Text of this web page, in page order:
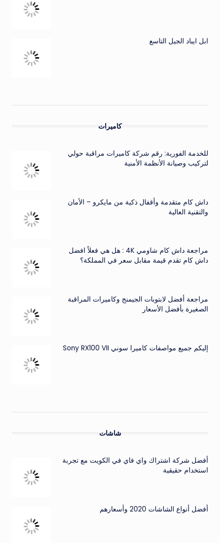
ابل ايباد الجيل التاسع
كاميرات
للخدمة الفورية: رقم شركة كاميرات مراقبة حولي
لتركيب وصيانة الأنظمة الأمنية
داش كام متقدمة وأقفال ذكية من مايكرو – الأمان
والتقنية العالية
مراجعة داش كام شاومي 4K : هل هي فعلاً افضل
داش كام تقدم قيمة مقابل سعر في المملكة؟
مراجعة أفضل لابتوبات الجيمنج وكاميرات المراقبة
الصغيرة بأفضل الأسعار
إليكم جميع مواصفات كاميرا سوني Sony RX100 VII
شاشات
أفضل شركة اشتراك واي فاي في الكويت مع تجربة
استخدام حقيقية
أفضل أنواع الشاشات 2020 وأسعارهم